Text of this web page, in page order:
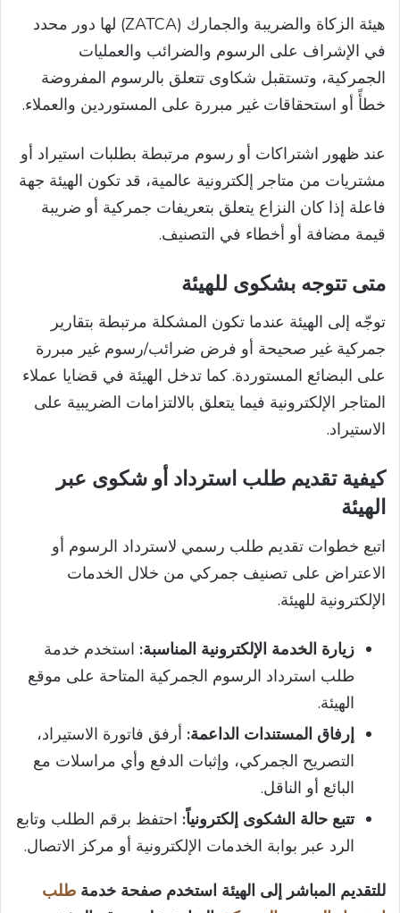
هيئة الزكاة والضريبة والجمارك (ZATCA) لها دور محدد
في الإشراف على الرسوم والضرائب والعمليات
الجمركية، وتستقبل شكاوى تتعلق بالرسوم المفروضة
خطأً أو استحقاقات غير مبررة على المستوردين والعملاء.
عند ظهور اشتراكات أو رسوم مرتبطة بطلبات استيراد أو
مشتريات من متاجر إلكترونية عالمية، قد تكون الهيئة جهة
فاعلة إذا كان النزاع يتعلق بتعريفات جمركية أو ضريبة
قيمة مضافة أو أخطاء في التصنيف.
متى تتوجه بشكوى للهيئة
توجّه إلى الهيئة عندما تكون المشكلة مرتبطة بتقارير
جمركية غير صحيحة أو فرض ضرائب/رسوم غير مبررة
على البضائع المستوردة. كما تدخل الهيئة في قضايا عملاء
المتاجر الإلكترونية فيما يتعلق بالالتزامات الضريبية على
الاستيراد.
كيفية تقديم طلب استرداد أو شكوى عبر
الهيئة
اتبع خطوات تقديم طلب رسمي لاسترداد الرسوم أو
الاعتراض على تصنيف جمركي من خلال الخدمات
الإلكترونية للهيئة.
زيارة الخدمة الإلكترونية المناسبة: استخدم خدمة
طلب استرداد الرسوم الجمركية المتاحة على موقع
الهيئة.
إرفاق المستندات الداعمة: أرفق فاتورة الاستيراد،
التصريح الجمركي، وإثبات الدفع وأي مراسلات مع
البائع أو الناقل.
تتبع حالة الشكوى إلكترونياً: احتفظ برقم الطلب وتابع
الرد عبر بوابة الخدمات الإلكترونية أو مركز الاتصال.
للتقديم المباشر إلى الهيئة استخدم صفحة خدمة طلب